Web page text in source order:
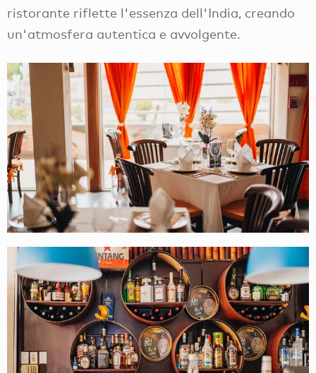
ristorante riflette l'essenza dell'India, creando
un'atmosfera autentica e avvolgente.